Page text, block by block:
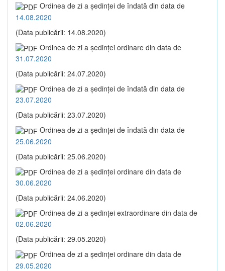
Ordinea de zi a şedinţei de îndată din data de
14.08.2020
(Data publicării: 14.08.2020)
Ordinea de zi a şedinţei ordinare din data de
31.07.2020
(Data publicării: 24.07.2020)
Ordinea de zi a şedinţei de îndată din data de
23.07.2020
(Data publicării: 23.07.2020)
Ordinea de zi a şedinţei de îndată din data de
25.06.2020
(Data publicării: 25.06.2020)
Ordinea de zi a şedinţei ordinare din data de
30.06.2020
(Data publicării: 24.06.2020)
Ordinea de zi a şedinţei extraordinare din data de
02.06.2020
(Data publicării: 29.05.2020)
Ordinea de zi a şedinţei ordinare din data de
29.05.2020